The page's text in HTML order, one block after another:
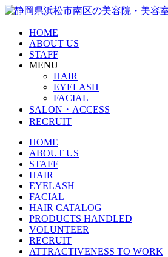
HOME
ABOUT US
STAFF
MENU
HAIR
EYELASH
FACIAL
SALON・ACCESS
RECRUIT
HOME
ABOUT US
STAFF
HAIR
EYELASH
FACIAL
HAIR CATALOG
PRODUCTS HANDLED
VOLUNTEER
RECRUIT
ATTRACTIVENESS TO WORK